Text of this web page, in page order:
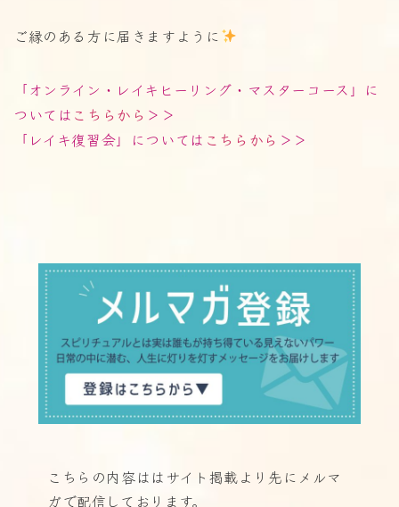
ご縁のある方に届きますように
「オンライン・レイキヒーリング・マスターコース」に
ついては こちらから ＞＞
「レイキ復習会」については こちらから ＞＞
こちらの内容ははサイト掲載より先に メルマ
ガで配信しております。